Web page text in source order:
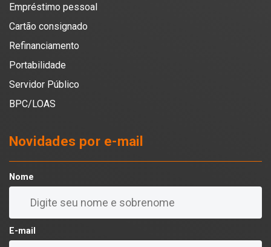
Empréstimo pessoal
Cartão consignado
Refinanciamento
Portabilidade
Servidor Público
BPC/LOAS
Novidades por e-mail
Nome
E-mail